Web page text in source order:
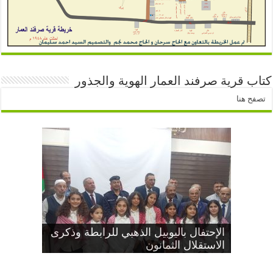
كتاب قرية صرفند العمار الهوية والجذور
تصفح هنا
الإحتفال باليوبيل الذهبي للرابطة وذكرى
الاستقلال الثمانون
دعوة عامة بمناسبة اليوبيل الذهبي
للرابطة وذكرى الاستقلال الثمانون
معايدة عيد الأضحى المبارك 2026
عيد الاستقلال الثمانون
إجتماع جذور مشجرات عائلات صرفند
العمار